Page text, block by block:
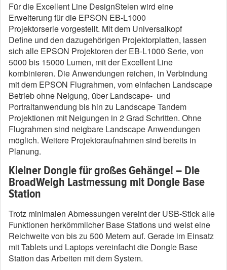
Für die Excellent Line DesignStelen wird eine
Erweiterung für die EPSON EB-L1000
Projektorserie vorgestellt. Mit dem Universalkopf
Define und den dazugehörigen Projektorplatten, lassen
sich alle EPSON Projektoren der EB-L1000 Serie, von
5000 bis 15000 Lumen, mit der Excellent Line
kombinieren. Die Anwendungen reichen, in Verbindung
mit dem EPSON Flugrahmen, vom einfachen Landscape
Betrieb ohne Neigung, über Landscape- und
Portraitanwendung bis hin zu Landscape Tandem
Projektionen mit Neigungen in 2 Grad Schritten. Ohne
Flugrahmen sind neigbare Landscape Anwendungen
möglich. Weitere Projektoraufnahmen sind bereits in
Planung.
Kleiner Dongle für großes Gehänge! – Die
BroadWeigh Lastmessung mit Dongle Base
Station
Trotz minimalen Abmessungen vereint der USB-Stick alle
Funktionen herkömmlicher Base Stations und weist eine
Reichweite von bis zu 500 Metern auf. Gerade im Einsatz
mit Tablets und Laptops vereinfacht die Dongle Base
Station das Arbeiten mit dem System.